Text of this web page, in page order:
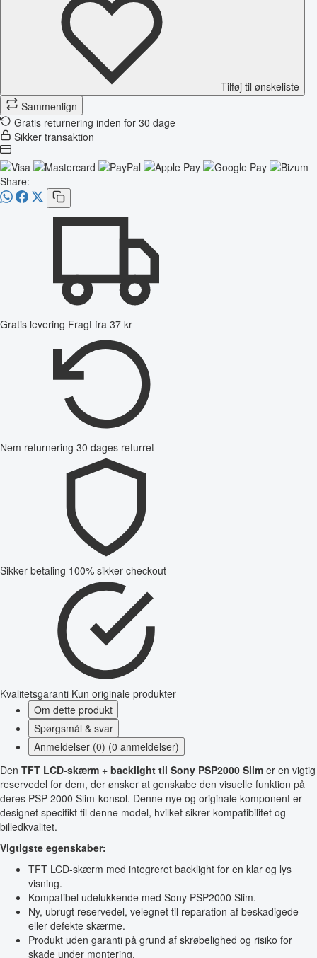
Tilføj til ønskeliste
Sammenlign
Gratis returnering inden for 30 dage
Sikker transaktion
Share:
Gratis levering Fragt fra 37 kr
Nem returnering 30 dages returret
Sikker betaling 100% sikker checkout
Kvalitetsgaranti Kun originale produkter
Om dette produkt
Spørgsmål & svar
Anmeldelser (0) (0 anmeldelser)
Den TFT LCD-skærm + backlight til Sony PSP2000 Slim er en vigtig
reservedel for dem, der ønsker at genskabe den visuelle funktion på
deres PSP 2000 Slim-konsol. Denne nye og originale komponent er
designet specifikt til denne model, hvilket sikrer kompatibilitet og
billedkvalitet.
Vigtigste egenskaber:
TFT LCD-skærm med integreret backlight for en klar og lys
visning.
Kompatibel udelukkende med Sony PSP2000 Slim.
Ny, ubrugt reservedel, velegnet til reparation af beskadigede
eller defekte skærme.
Produkt uden garanti på grund af skrøbelighed og risiko for
skade under montering.